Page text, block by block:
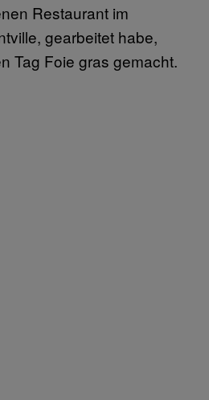
Restaurant im
gearbeitet habe,
Tag Foie gras gemacht.